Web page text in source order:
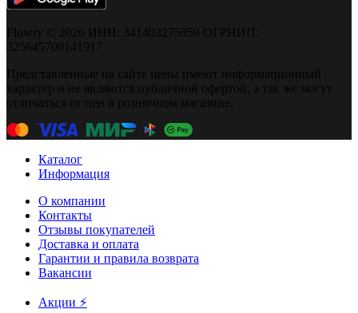
Flowry © 2026 ИНН: 341403275959 ОГРНИП:
325645700141917
Представленные на сайте цены имеют информационный
характер и не являются публичной офертой, а так же могут
отличаться от цен в розничном магазине.
Каталог
Информация
О компании
Контакты
Отзывы покупателей
Доставка и оплата
Гарантии и правила возврата
Вакансии
Акции ⚡️